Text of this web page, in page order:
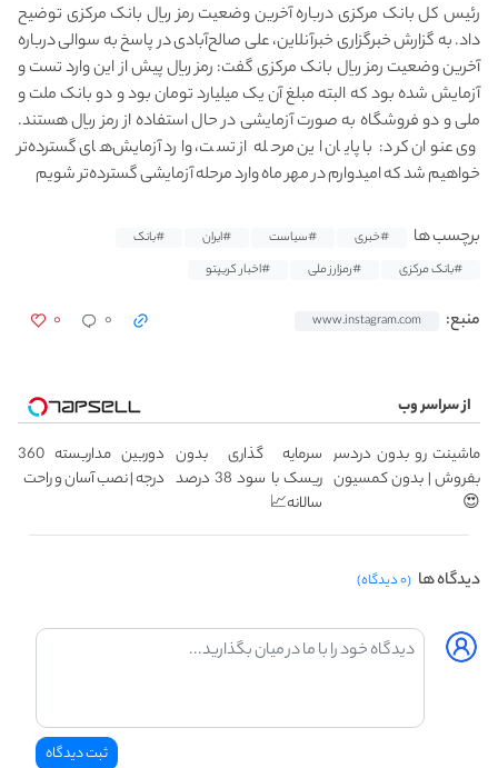
رئیس کل بانک مرکزی درباره آخرین وضعیت رمز ریال بانک مرکزی توضیح
داد. به گزارش خبرگزاری خبرآنلاین، علی صالح‌آبادی در پاسخ به سوالی درباره
آخرین وضعیت رمز ریال بانک مرکزی گفت: رمز ریال پیش از این وارد تست و
آزمایش شده بود که البته مبلغ آن یک میلیارد تومان بود و دو بانک ملت و
ملی و دو فروشگاه به صورت آزمایشی در حال استفاده از رمز ریال هستند.
وی عنوان کرد: با پایان این مرحله از تست، وارد آزمایش‌های گسترده‌تر
خواهیم شد که امیدوارم در مهر ماه وارد مرحله آزمایشی گسترده‌تر شویم
برچسب ها #خبری #سیاست #ایران
#بانک
#بانک مرکزی
#رمزارز ملی #اخبار کریپتو
منبع: www.instagram.com ۰ ۰
از سراسر وب
ماشینت رو بدون دردسر
بفروش | بدون کمسیون
😍
سرمایه گذاری بدون
ریسک با سود 38 درصد
سالانه📈
دوربین مداربسته 360
درجه | نصب آسان و راحت
دیدگاه ها (۰ دیدگاه)